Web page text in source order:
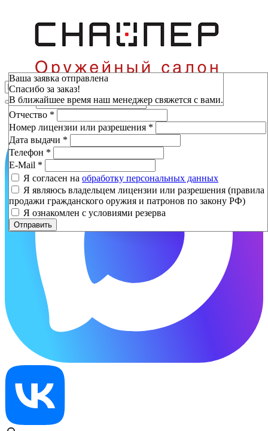
Зарезервировать
Фамилия*
Имя*
Отчество *
Номер лицензии или разрешения *
Дата выдачи *
Телефон *
E-Mail *
Я согласен на обработку персональных данных
Я являюсь владельцем лицензии или разрешения (правила
продажи гражданского оружия и патронов по закону РФ)
Я ознакомлен с условиями резерва
Отправить
Ваша заявка отправлена
Спасибо за заказ!
В ближайшее время наш менеджер свяжется с вами.